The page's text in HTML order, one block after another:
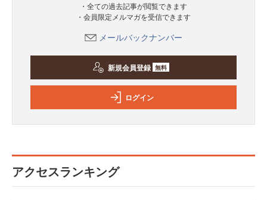
・全ての過去記事が閲覧できます
・会員限定メルマガを受信できます
メールバックナンバー
新規会員登録 無料
ログイン
アクセスランキング